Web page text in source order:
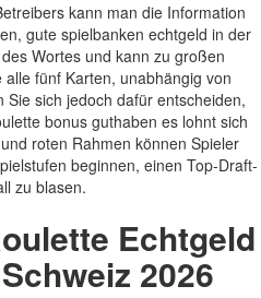
kann man die Information
gute spielbanken echtgeld in der
Wortes und kann zu großen
fünf Karten, unabhängig von
sich jedoch dafür entscheiden,
bonus guthaben es lohnt sich
roten Rahmen können Spieler
beginnen, einen Top-Draft-
zu blasen.
Echtgeld
2026